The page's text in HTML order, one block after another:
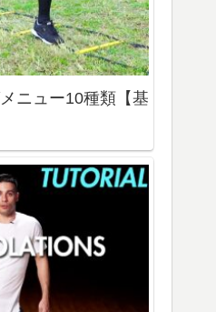
ニュー10種類【基